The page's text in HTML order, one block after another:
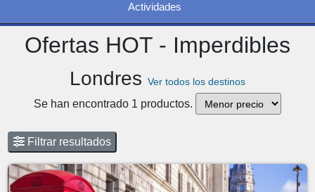
Actividades
Ofertas HOT - Imperdibles
Londres Ver todos los destinos
Se han encontrado 1 productos.
Filtrar resultados